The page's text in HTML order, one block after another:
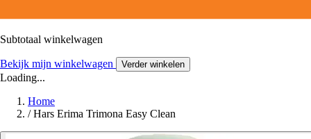
Subtotaal winkelwagen
Bekijk mijn winkelwagen Verder winkelen
Loading...
Home
/ Hars Erima Trimona Easy Clean